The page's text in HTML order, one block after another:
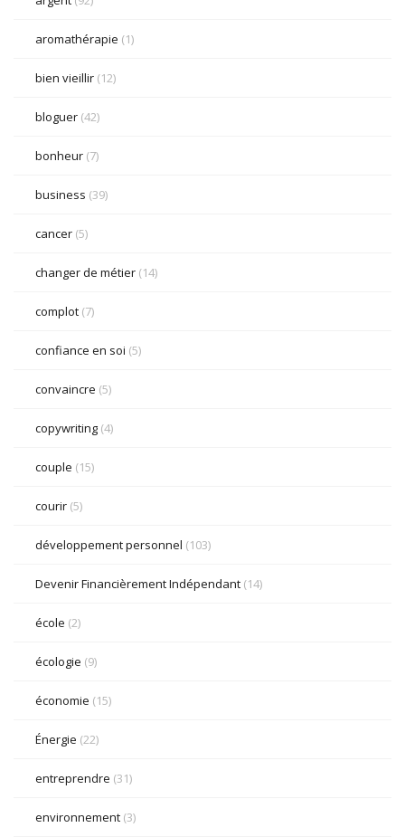
aromathérapie (1)
bien vieillir (12)
bloguer (42)
bonheur (7)
business (39)
cancer (5)
changer de métier (14)
complot (7)
confiance en soi (5)
convaincre (5)
copywriting (4)
couple (15)
courir (5)
développement personnel (103)
Devenir Financièrement Indépendant (14)
école (2)
écologie (9)
économie (15)
Énergie (22)
entreprendre (31)
environnement (3)